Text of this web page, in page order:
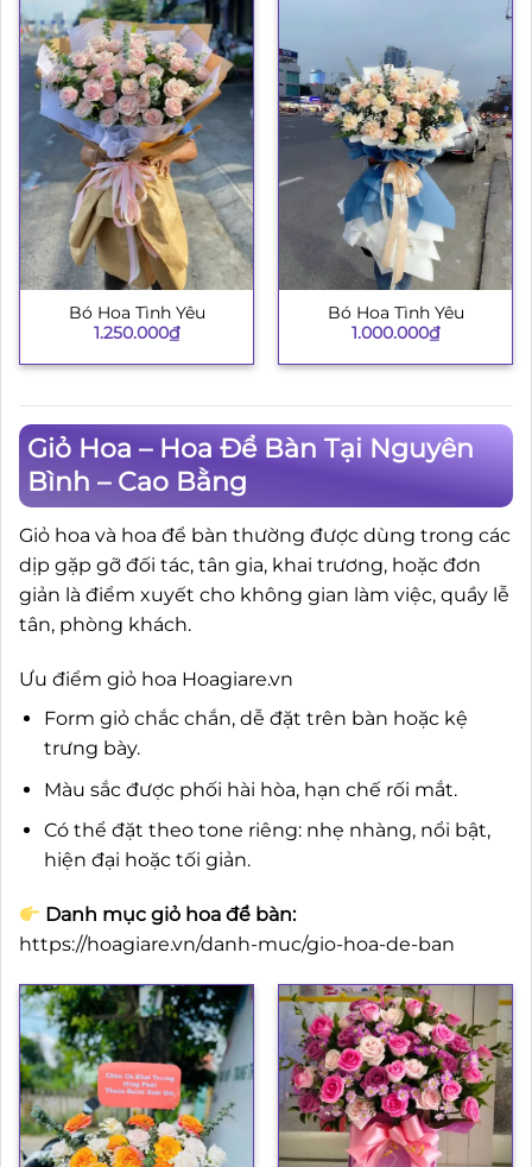
Bó Hoa Tình Yêu
1.250.000₫
Bó Hoa Tình Yêu
1.000.000₫
Giỏ Hoa – Hoa Để Bàn Tại Nguyên
Bình – Cao Bằng
Giỏ hoa và hoa để bàn thường được dùng trong các
dịp gặp gỡ đối tác, tân gia, khai trương, hoặc đơn
giản là điểm xuyết cho không gian làm việc, quầy lễ
tân, phòng khách.
Ưu điểm giỏ hoa Hoagiare.vn
Form giỏ chắc chắn, dễ đặt trên bàn hoặc kệ
trưng bày.
Màu sắc được phối hài hòa, hạn chế rối mắt.
Có thể đặt theo tone riêng: nhẹ nhàng, nổi bật,
hiện đại hoặc tối giản.
Danh mục giỏ hoa để bàn:
https://hoagiare.vn/danh-muc/gio-hoa-de-ban